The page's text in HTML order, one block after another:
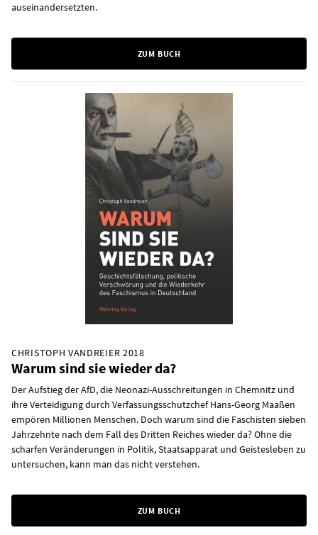
auseinandersetzten.
ZUM BUCH
CHRISTOPH VANDREIER 2018
Warum sind sie wieder da?
Der Aufstieg der AfD, die Neonazi-Ausschreitungen in Chemnitz und
ihre Verteidigung durch Verfassungsschutzchef Hans-Georg Maaßen
empören Millionen Menschen. Doch warum sind die Faschisten sieben
Jahrzehnte nach dem Fall des Dritten Reiches wieder da? Ohne die
scharfen Veränderungen in Politik, Staatsapparat und Geistesleben zu
untersuchen, kann man das nicht verstehen.
ZUM BUCH